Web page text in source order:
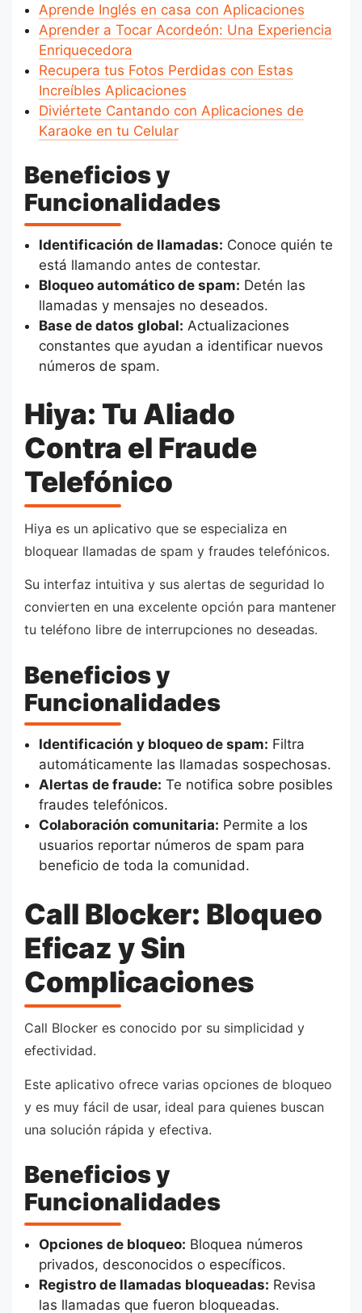
Aprende Inglés en casa con Aplicaciones
Aprender a Tocar Acordeón: Una Experiencia
Enriquecedora
Recupera tus Fotos Perdidas con Estas
Increíbles Aplicaciones
Diviértete Cantando con Aplicaciones de
Karaoke en tu Celular
Beneficios y
Funcionalidades
Identificación de llamadas: Conoce quién te
está llamando antes de contestar.
Bloqueo automático de spam: Detén las
llamadas y mensajes no deseados.
Base de datos global: Actualizaciones
constantes que ayudan a identificar nuevos
números de spam.
Hiya: Tu Aliado
Contra el Fraude
Telefónico
Hiya es un aplicativo que se especializa en
bloquear llamadas de spam y fraudes telefónicos.
Su interfaz intuitiva y sus alertas de seguridad lo
convierten en una excelente opción para mantener
tu teléfono libre de interrupciones no deseadas.
Beneficios y
Funcionalidades
Identificación y bloqueo de spam: Filtra
automáticamente las llamadas sospechosas.
Alertas de fraude: Te notifica sobre posibles
fraudes telefónicos.
Colaboración comunitaria: Permite a los
usuarios reportar números de spam para
beneficio de toda la comunidad.
Call Blocker: Bloqueo
Eficaz y Sin
Complicaciones
Call Blocker es conocido por su simplicidad y
efectividad.
Este aplicativo ofrece varias opciones de bloqueo
y es muy fácil de usar, ideal para quienes buscan
una solución rápida y efectiva.
Beneficios y
Funcionalidades
Opciones de bloqueo: Bloquea números
privados, desconocidos o específicos.
Registro de llamadas bloqueadas: Revisa
las llamadas que fueron bloqueadas.